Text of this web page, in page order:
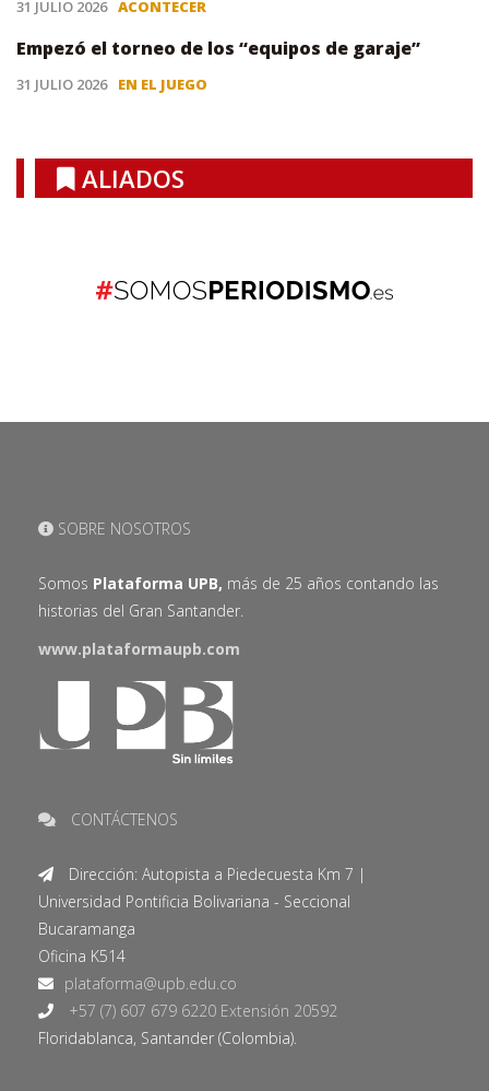
31 JULIO 2026 ACONTECER
Empezó el torneo de los “equipos de garaje”
31 JULIO 2026 EN EL JUEGO
ALIADOS
SOBRE NOSOTROS
Somos Plataforma UPB, más de 25 años contando las
historias del Gran Santander.
www.plataformaupb.com
CONTÁCTENOS
Dirección: Autopista a Piedecuesta Km 7 |
Universidad Pontificia Bolivariana - Seccional
Bucaramanga
Oficina K514
+57 (7) 607 679 6220 Extensión 20592
Floridablanca, Santander (Colombia).